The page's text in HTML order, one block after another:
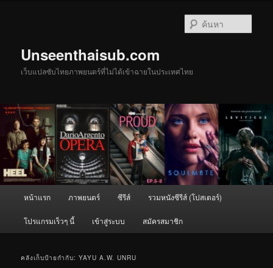
Unseenthaisub.com
เว็บแปลซับไทยภาพยนตร์ที่ไม่ได้เข้าฉายในประเทศไทย
หน้าแรก ภาพยนตร์ ซีรีส์ รวมหนังซีรีส์ (โปสเตอร์)
โปรแกรมเร็วๆ นี้ เข้าสู่ระบบ สมัครสมาชิก
คลังเก็บป้ายกำกับ:YAYU A.W. UNRU